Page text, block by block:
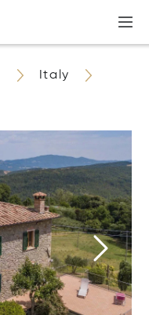
Italy